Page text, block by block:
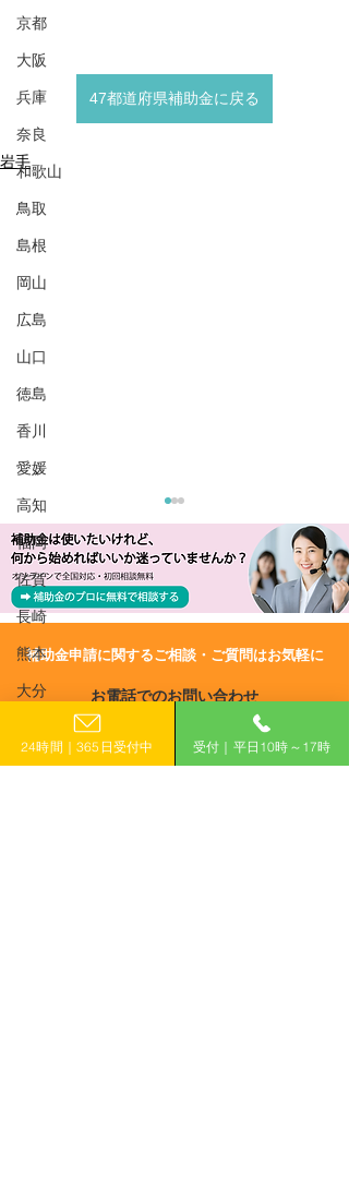
京都
大阪
兵庫
奈良
和歌山
鳥取
島根
岡山
広島
山口
徳島
香川
愛媛
高知
福岡
佐賀
長崎
熊本
大分
鹿児島
47都道府県補助金に戻る
岩手
和6年度 事業者向け自家
消費型太陽光発電設備設
置事業
​補助金申請に関するご相談・ご質問はお気軽に
お電話でのお問い合わせ
0120-399-121
（平日10:00−17:00）
24時間｜365日受付中 受付｜平日10時～17時